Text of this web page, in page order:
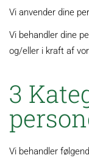
Vi anvender dine
Vi behandler dine
og/eller i kraft af
3
Vi behandler